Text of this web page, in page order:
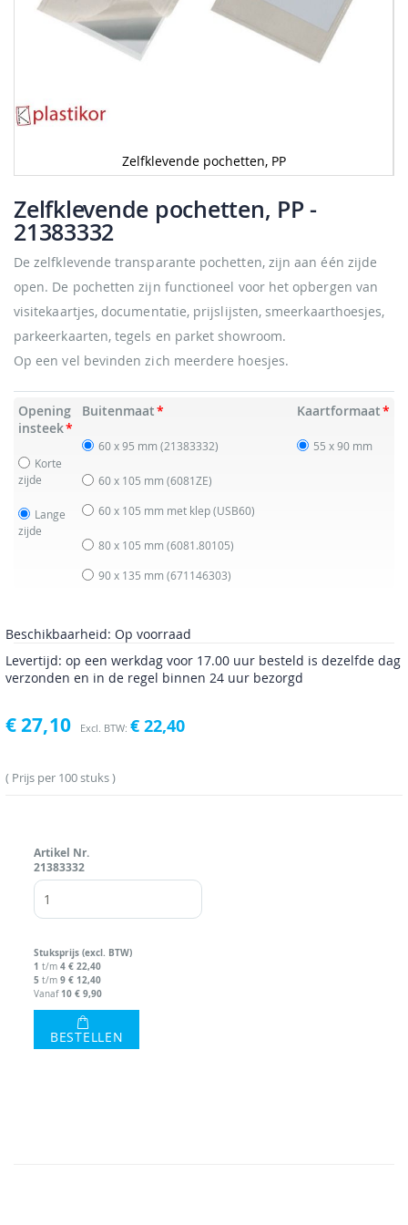
Zelfklevende pochetten, PP
naar
het
begin
de
afbeeldingen-
gallerij
Zelfklevende pochetten, PP-
21383332
De zelfklevende transparante pochetten, zijn aan één zijde
open. De pochetten zijn functioneel voor het opbergen van
visitekaartjes, documentatie, prijslijsten, smeerkaarthoesjes,
parkeerkaarten, tegels en parket showroom.
Op een vel bevinden zich meerdere hoesjes.
Opening
insteek
Korte
zijde
Lange
zijde
Buitenmaat
60 x 95 mm(21383332)
60 x 105 mm(6081ZE)
60 x 105 mm met klep(USB60)
80 x 105 mm(6081.80105)
90 x 135 mm(671146303)
Kaartformaat
55 x 90 mm
Beschikbaarheid: Op voorraad
Levertijd: op een werkdag voor 17.00 uur besteld is dezelfde dag
verzonden en in de regel binnen 24 uur bezorgd
€ 27,10 € 22,40
Prijs per 100 stuks
Artikel Nr.
21383332
Stuksprijs (excl. BTW)
1 t/m 4 € 22,40
5 t/m 9 € 12,40
Vanaf 10 € 9,90
BESTELLEN